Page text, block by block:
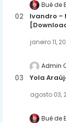
Bué de
Ivandro –
janeiro 11,
Admin
Yola
agosto 03,
Bué de